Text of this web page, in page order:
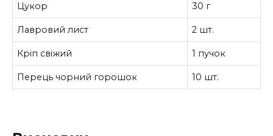
Цукор 30 г
Лавровий лист 2 шт.
Кріп свіжий 1 пучок
Перець чорний горошок 10 шт.